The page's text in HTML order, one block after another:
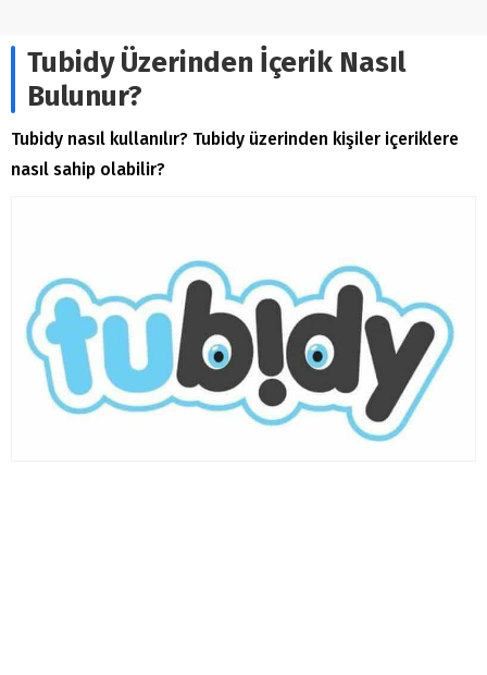
Tubidy Üzerinden İçerik Nasıl
Bulunur?
Tubidy nasıl kullanılır? Tubidy üzerinden kişiler içeriklere
nasıl sahip olabilir?